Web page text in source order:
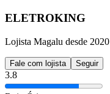
ELETROKING
Lojista Magalu desde 2020
Fale com lojista Seguir
3.8